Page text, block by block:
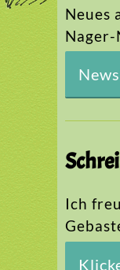
Neues
Ich